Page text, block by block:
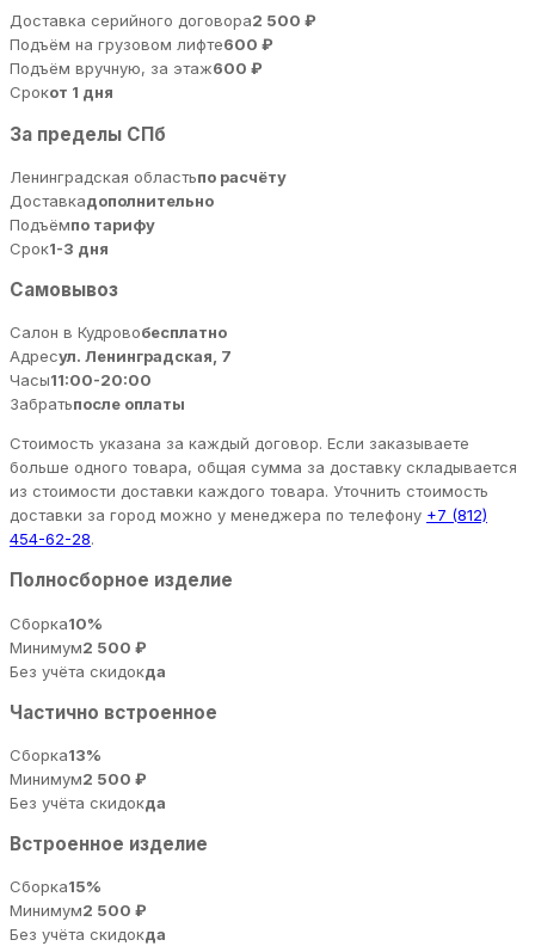
Доставка серийного договора2 500 ₽
Подъём на грузовом лифте600 ₽
Подъём вручную, за этаж600 ₽
Срокот 1 дня
За пределы СПб
Ленинградская областьпо расчёту
Доставкадополнительно
Подъёмпо тарифу
Срок1-3 дня
Самовывоз
Салон в Кудровобесплатно
Адресул. Ленинградская, 7
Часы11:00-20:00
Забратьпосле оплаты
Стоимость указана за каждый договор. Если заказываете
больше одного товара, общая сумма за доставку складывается
из стоимости доставки каждого товара. Уточнить стоимость
доставки за город можно у менеджера по телефону +7 (812)
454-62-28.
Полносборное изделие
Сборка10%
Минимум2 500 ₽
Без учёта скидокда
Частично встроенное
Сборка13%
Минимум2 500 ₽
Без учёта скидокда
Встроенное изделие
Сборка15%
Минимум2 500 ₽
Без учёта скидокда